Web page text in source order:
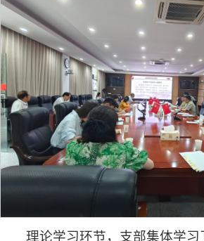
理论学习环节，支部集体学习